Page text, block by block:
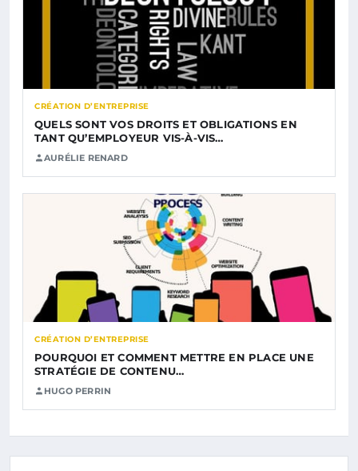
CRÉATION D’ENTREPRISE
QUELS SONT VOS DROITS ET OBLIGATIONS EN
TANT QU’EMPLOYEUR VIS-À-VIS…
AURÉLIE RENARD
CRÉATION D’ENTREPRISE
POURQUOI ET COMMENT METTRE EN PLACE UNE
STRATÉGIE DE CONTENU…
HUGO PERRIN